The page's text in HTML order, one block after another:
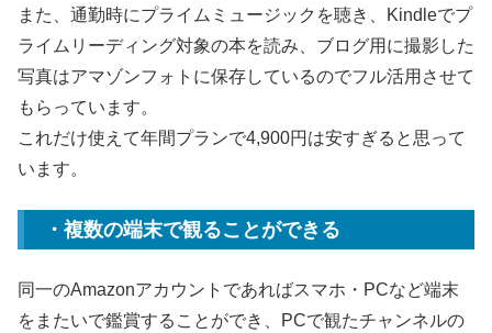
また、通勤時にプライムミュージックを聴き、Kindleでプ
ライムリーディング対象の本を読み、ブログ用に撮影した
写真はアマゾンフォトに保存しているのでフル活用させて
もらっています。
これだけ使えて年間プランで4,900円は安すぎると思って
います。
・複数の端末で観ることができる
同一のAmazonアカウントであればスマホ・PCなど端末
をまたいで鑑賞することができ、PCで観たチャンネルの